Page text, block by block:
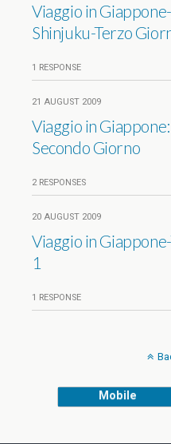
Viaggio in
Shinjuku-Terzo
1 RESPONSE
21 AUGUST 2009
Viaggio in
Secondo Giorno
2 RESPONSES
20 AUGUST 2009
Viaggio in
1
1 RESPONSE
Mobile